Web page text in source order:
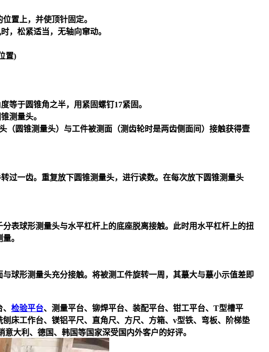
置上，并使顶针固定。
，松紧适当，无轴向窜动。
置)
等于圆锥角之半，用紧固螺钉17紧固。
测量头。
（圆锥测量头）与工件被测面（测齿轮时是两齿侧面间）接触获得壹
过一齿。重复放下圆锥测量头，进行读数。在每次放下圆锥测量头
表球形测量头与水平杠杆上的底座脱离接触。此时用水平杠杆上的扭
。
球形测量头充分接触。将被测工件旋转一周，其蕞大与蕞小示值差即
检验平台、测量平台、铆焊平台、装配平台、钳工平台、T型槽平
床工作台、镁铝平尺、直角尺、方尺、方箱、v型铁、弯板、阶梯垫
大利、德国、韩国等国家深受国内外客户的好评。